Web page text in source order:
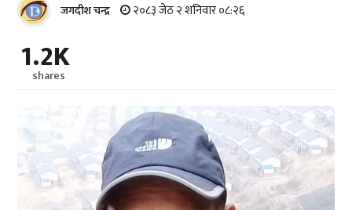
जगदीश चन्द्र २०८३ जेठ २ शनिवार ०८:२६
1.2K
shares